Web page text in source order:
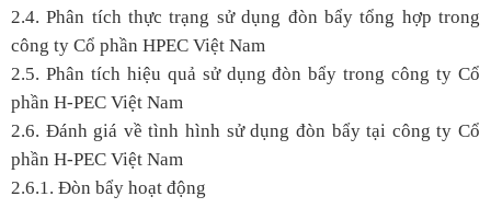
2.4. Phân tích thực trạng sử dụng đòn bẩy tổng hợp trong
công ty Cổ phần HPEC Việt Nam
2.5. Phân tích hiệu quả sử dụng đòn bẩy trong công ty Cổ
phần H-PEC Việt Nam
2.6. Đánh giá về tình hình sử dụng đòn bẩy tại công ty Cổ
phần H-PEC Việt Nam
2.6.1. Đòn bẩy hoạt động